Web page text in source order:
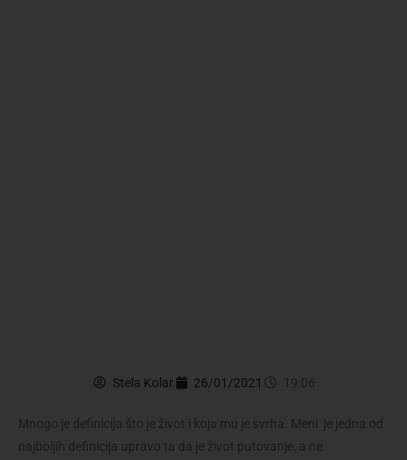
Stela Kolar 26/01/2021 19:06
Mnogo je definicija što je život i koja mu je svrha. Meni je jedna od
najboljih definicija upravo ta da je život putovanje, a ne